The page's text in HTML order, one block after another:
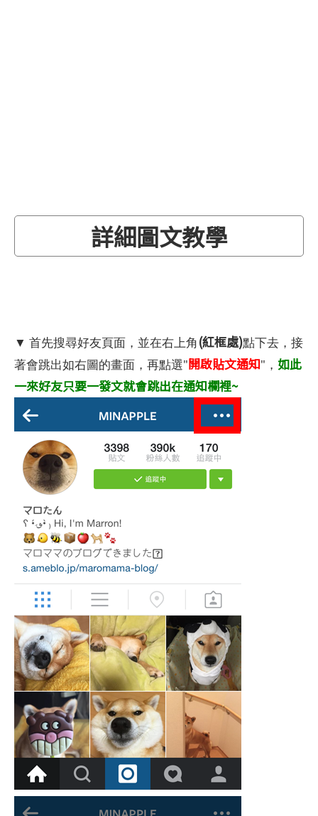
詳細圖文教學
▼ 首先搜尋好友頁面，並在右上角(紅框處)點下去，接
著會跳出如右圖的畫面，再點選"開啟貼文通知"， 如此
一來好友只要一發文就會跳出在通知欄裡~